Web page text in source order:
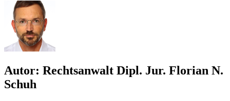
Autor: Rechtsanwalt Dipl. Jur. Florian N.
Schuh